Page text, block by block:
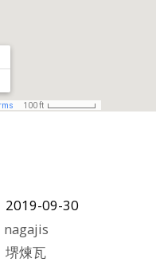
2019-09-30
nagajis
堺煉瓦